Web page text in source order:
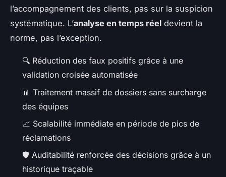
l’accompagnement des clients, pas sur la suspicion
systématique. L’analyse en temps réel devient la
norme, pas l’exception.
🔍 Réduction des faux positifs grâce à une
validation croisée automatisée
📊 Traitement massif de dossiers sans surcharge
des équipes
📈 Scalabilité immédiate en période de pics de
réclamations
🛡️ Auditabilité renforcée des décisions grâce à un
historique traçable